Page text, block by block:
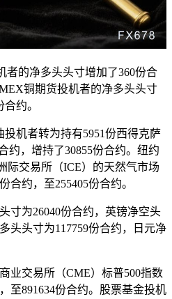
者的净多头头寸增加了360份合
铜期货投机者的净多头头寸
约。
投机者转为持有5951份西得克萨
约，增持了30855份合约。纽约
际交易所（ICE）的天然气市场
合约，至255405份合约。
寸为26040份合约，英镑净空头
头头寸为117759份合约，日元净
业交易所（CME）标普500指数
至891634份合约。股票基金投机